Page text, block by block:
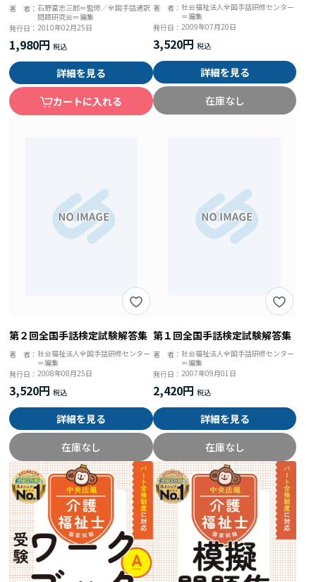
著 者： 石野富志三郎＝監修／全国手話通訳
問題研究会＝編集
発行日：2010年02月25日
1,980円
詳細を見る
カートに入れる
著 者： 社会福祉法人全国手話研修センター
＝編集
発行日： 2009年07月20日
3,520円
詳細を見る
在庫なし
第２回全国手話検定試験解答集
著 者：社会福祉法人全国手話研修センター
＝編集
発行日：2008年08月25日
3,520円
詳細を見る
在庫なし
第１回全国手話検定試験解答集
著 者： 社会福祉法人全国手話研修センター
＝編集
発行日： 2007年09月01日
2,420円
詳細を見る
在庫なし